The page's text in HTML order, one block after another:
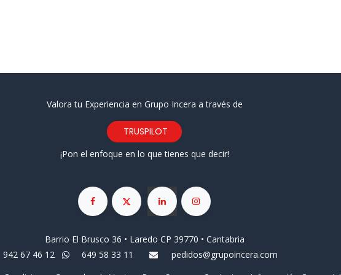
Valora tu Experiencia en Grupo Incera a través de
TRUSPILOT
¡Pon el enfoque en lo que tienes que decir!
Barrio El Brusco 36 • Laredo CP 39770 • Cantabria
942 67 46 12
649 58 33 11
pedidos@grupoincera.com